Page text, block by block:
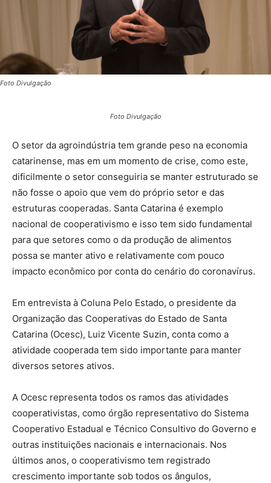
Foto Divulgação
Foto Divulgação
O setor da agroindústria tem grande peso na economia
catarinense, mas em um momento de crise, como este,
dificilmente o setor conseguiria se manter estruturado se
não fosse o apoio que vem do próprio setor e das
estruturas cooperadas. Santa Catarina é exemplo
nacional de cooperativismo e isso tem sido fundamental
para que setores como o da produção de alimentos
possa se manter ativo e relativamente com pouco
impacto econômico por conta do cenário do coronavírus.
Em entrevista à Coluna Pelo Estado, o presidente da
Organização das Cooperativas do Estado de Santa
Catarina (Ocesc), Luiz Vicente Suzin, conta como a
atividade cooperada tem sido importante para manter
diversos setores ativos.
A Ocesc representa todos os ramos das atividades
cooperativistas, como órgão representativo do Sistema
Cooperativo Estadual e Técnico Consultivo do Governo e
outras instituições nacionais e internacionais. Nos
últimos anos, o cooperativismo tem registrado
crescimento importante sob todos os ângulos,